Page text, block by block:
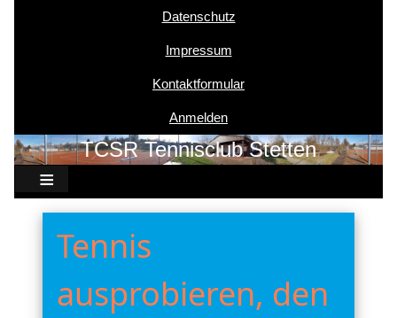
Benutzermenü
Datenschutz
Impressum
Kontaktformular
Anmelden
TCSR Tennisclub Stetten
Tennis
ausprobieren, den